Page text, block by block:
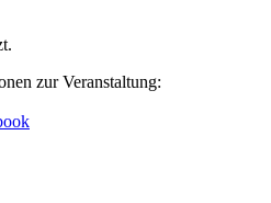
zur Veranstaltung: